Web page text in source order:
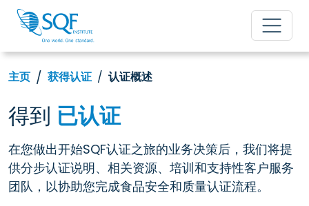
主页 获得认证 认证概述
得到 已认证
在您做出开始SQF认证之旅的业务决策后，我们将提
供分步认证说明、相关资源、培训和支持性客户服务
团队，以协助您完成食品安全和质量认证流程。